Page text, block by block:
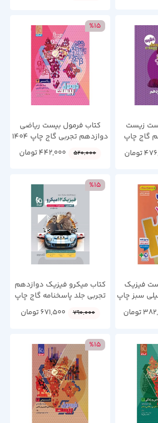
زیست
گاج چاپ
تومان
کتاب فرمول بیست ریاضی
دوازدهم تجربی گاج چاپ 1404
%15
520,000
442,000تومان
فیزیک
سبز چاپ
تومان
کتاب میکرو فیزیک دوازدهم
تجربی جلد پاسخنامه گاج چاپ
1404
%15
790,000
671,500تومان
%15